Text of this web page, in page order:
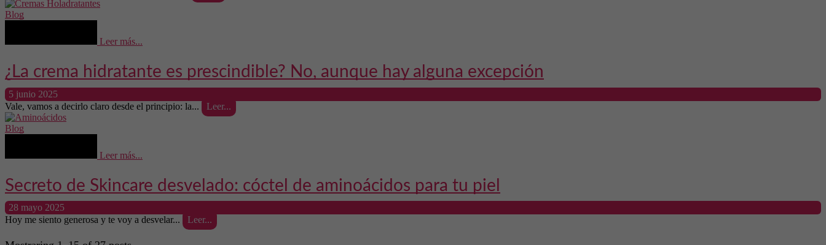
Blog
Leer más...
¿La crema hidratante es prescindible? No, aunque hay alguna excepción
5 junio 2025
Vale, vamos a decirlo claro desde el principio: la...
Leer...
Blog
Leer más...
Secreto de Skincare desvelado: cóctel de aminoácidos para tu piel
28 mayo 2025
Hoy me siento generosa y te voy a desvelar...
Leer...